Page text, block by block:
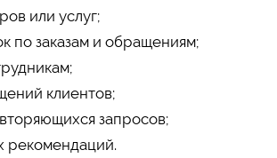
или услуг;
по заказам и обращениям;
клиентов;
запросов;
рекомендаций.